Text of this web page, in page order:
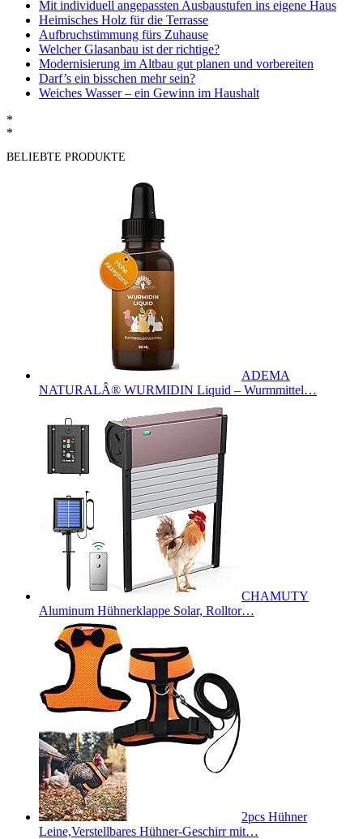
Mit individuell angepassten Ausbaustufen ins eigene Haus
Heimisches Holz für die Terrasse
Aufbruchstimmung fürs Zuhause
Welcher Glasanbau ist der richtige?
Modernisierung im Altbau gut planen und vorbereiten
Darf’s ein bisschen mehr sein?
Weiches Wasser – ein Gewinn im Haushalt
*
*
BELIEBTE PRODUKTE
ADEMA
NATURALÂ® WURMIDIN Liquid – Wurmmittel…
CHAMUTY
Aluminum Hühnerklappe Solar, Rolltor…
2pcs Hühner
Leine,Verstellbares Hühner-Geschirr mit…